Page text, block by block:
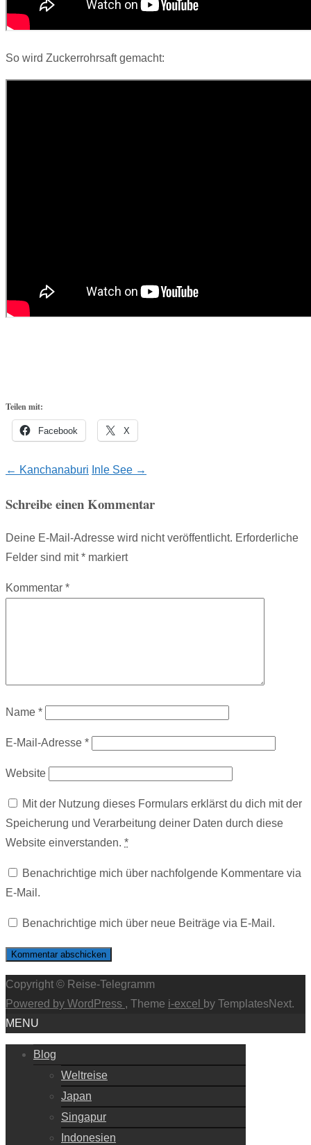
So wird Zuckerrohrsaft gemacht:
Teilen mit:
Facebook X
Post
navigation
← Kanchanaburi Inle See →
Schreibe einen Kommentar
Deine E-Mail-Adresse wird nicht veröffentlicht. Erforderliche
Felder sind mit* markiert
Kommentar *
Name *
E-Mail-Adresse *
Website
Mit der Nutzung dieses Formulars erklärst du dich mit der
Speicherung und Verarbeitung deiner Daten durch diese
Website einverstanden. *
Benachrichtige mich über nachfolgende Kommentare via
E-Mail.
Benachrichtige mich über neue Beiträge via E-Mail.
Copyright © Reise-Telegramm
Powered by WordPress , Theme i-excel
by TemplatesNext.
MENU
Blog
Weltreise
Japan
Singapur
Indonesien